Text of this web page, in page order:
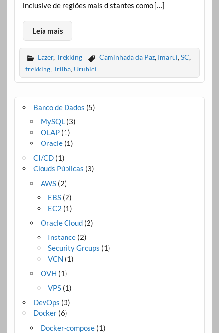
inclusive de regiões mais distantes como […]
Leia mais
Lazer,Trekking Caminhada da Paz, Imarui,SC,
trekking,Trilha, Urubici
Banco de Dados (5)
MySQL(3)
OLAP(1)
Oracle(1)
CI/CD(1)
Clouds Públicas (3)
AWS(2)
EBS (2)
EC2 (1)
Oracle Cloud(2)
Instance (2)
Security Groups (1)
VCN (1)
OVH (1)
VPS (1)
DevOps (3)
Docker(6)
Docker-compose(1)